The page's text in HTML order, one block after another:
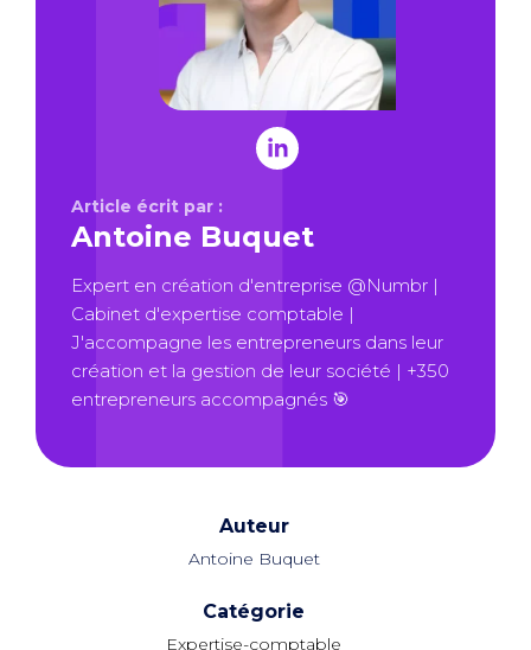
Article écrit par :
Antoine Buquet
Expert en création d'entreprise @Numbr |
Cabinet d'expertise comptable |
J'accompagne les entrepreneurs dans leur
création et la gestion de leur société | +350
entrepreneurs accompagnés 🎯
Auteur
Antoine Buquet
Catégorie
Expertise-comptable